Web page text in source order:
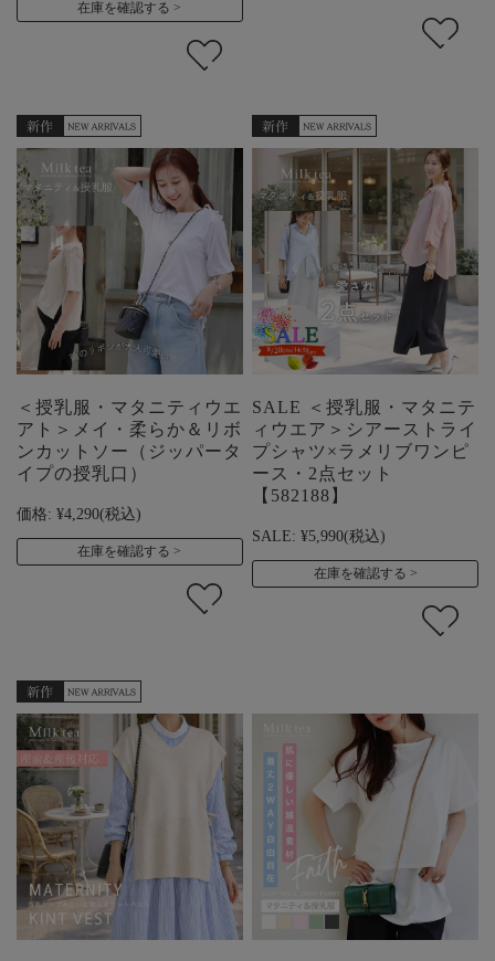
在庫を確認する
＜授乳服・マタニティウエ
アト＞メイ・柔らか＆リボ
ンカットソー（ジッパータ
イプの授乳口）
価格: ¥4,290(税込)
在庫を確認する
SALE ＜授乳服・マタニテ
ィウエア＞シアーストライ
プシャツ×ラメリブワンピ
ース・2点セット
【582188】
SALE: ¥5,990(税込)
在庫を確認する